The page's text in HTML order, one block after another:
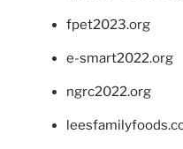
fpet2023.org
e-smart2022.org
ngrc2022.org